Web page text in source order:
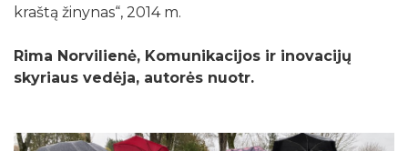
kraštą žinynas“, 2014 m.
Rima Norvilienė, Komunikacijos ir inovacijų
skyriaus vedėja, autorės nuotr.